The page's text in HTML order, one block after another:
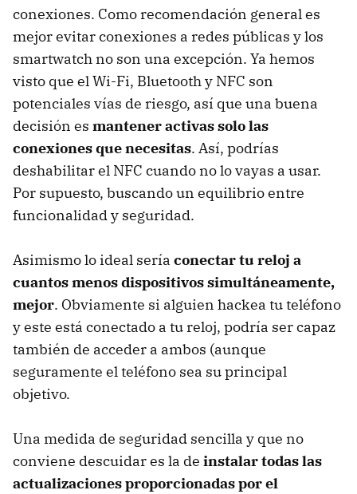
conexiones. Como recomendación general es
mejor evitar conexiones a redes públicas y los
smartwatch no son una excepción. Ya hemos
visto que el Wi-Fi, Bluetooth y NFC son
potenciales vías de riesgo, así que una buena
decisión es mantener activas solo las
conexiones que necesitas. Así, podrías
deshabilitar el NFC cuando no lo vayas a usar.
Por supuesto, buscando un equilibrio entre
funcionalidad y seguridad.
Asimismo lo ideal sería conectar tu reloj a
cuantos menos dispositivos simultáneamente,
mejor. Obviamente si alguien hackea tu teléfono
y este está conectado a tu reloj, podría ser capaz
también de acceder a ambos (aunque
seguramente el teléfono sea su principal
objetivo.
Una medida de seguridad sencilla y que no
conviene descuidar es la de instalar todas las
actualizaciones proporcionadas por el